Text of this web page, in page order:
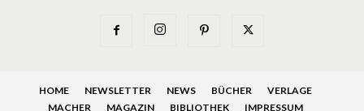
HOME NEWSLETTER NEWS BÜCHER
VERLAGE
MACHER
MAGAZIN BIBLIOTHEK
IMPRESSUM